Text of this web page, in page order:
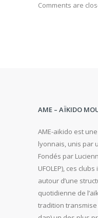
Comments are
AME – AÏKIDO
AME-aikido est
lyonnais, unis par
Fondés par
UFOLEP), ces
autour d’une
quotidienne de
tradition transmise